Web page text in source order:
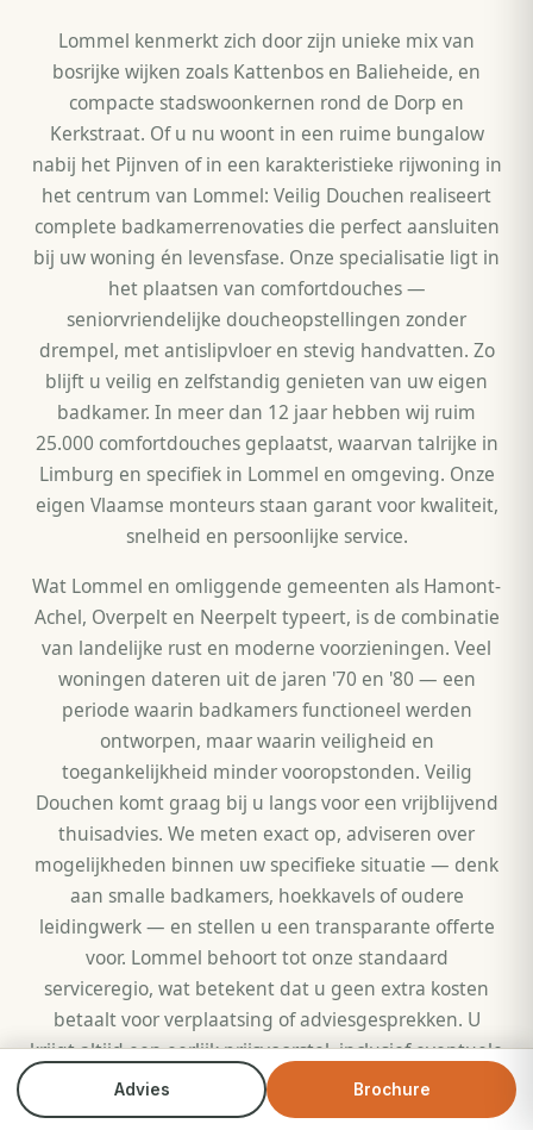
Advies Brochure
Lommel kenmerkt zich door zijn unieke mix van
bosrijke wijken zoals Kattenbos en Balieheide, en
compacte stadswoonkernen rond de Dorp en
Kerkstraat. Of u nu woont in een ruime bungalow
nabij het Pijnven of in een karakteristieke rijwoning in
het centrum van Lommel: Veilig Douchen realiseert
complete badkamerrenovaties die perfect aansluiten
bij uw woning én levensfase. Onze specialisatie ligt in
het plaatsen van comfortdouches —
seniorvriendelijke doucheopstellingen zonder
drempel, met antislipvloer en stevig handvatten. Zo
blijft u veilig en zelfstandig genieten van uw eigen
badkamer. In meer dan 12 jaar hebben wij ruim
25.000 comfortdouches geplaatst, waarvan talrijke in
Limburg en specifiek in Lommel en omgeving. Onze
eigen Vlaamse monteurs staan garant voor kwaliteit,
snelheid en persoonlijke service.
Wat Lommel en omliggende gemeenten als Hamont-
Achel, Overpelt en Neerpelt typeert, is de combinatie
van landelijke rust en moderne voorzieningen. Veel
woningen dateren uit de jaren '70 en '80 — een
periode waarin badkamers functioneel werden
ontworpen, maar waarin veiligheid en
toegankelijkheid minder vooropstonden. Veilig
Douchen komt graag bij u langs voor een vrijblijvend
thuisadvies. We meten exact op, adviseren over
mogelijkheden binnen uw specifieke situatie — denk
aan smalle badkamers, hoekkavels of oudere
leidingwerk — en stellen u een transparante offerte
voor. Lommel behoort tot onze standaard
serviceregio, wat betekent dat u geen extra kosten
betaalt voor verplaatsing of adviesgesprekken. U
krijgt altijd een eerlijk prijsvoorstel, inclusief eventuele
inruilkorting op uw oude douche of bad.
Bel direct Brochure